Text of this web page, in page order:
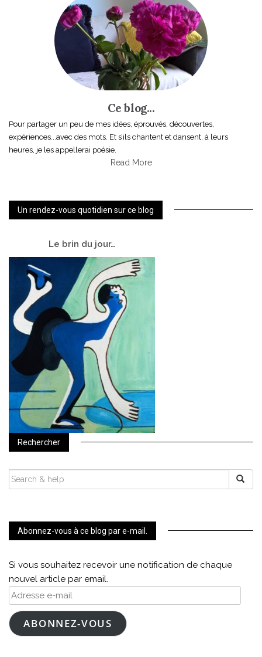
Ce blog...
Pour partager un peu de mes idées, éprouvés, découvertes,
expériences...avec des mots. Et s’ils chantent et dansent, à leurs
heures, je les appellerai poésie.
Read More
Un rendez-vous quotidien sur ce blog
Le brin du jour…
Rechercher
SEARCH
FOR:
Abonnez-vous à ce blog par e-mail.
Si vous souhaitez recevoir une notification de chaque
nouvel article par email.
Adresse
e-
mailABONNEZ-VOUS